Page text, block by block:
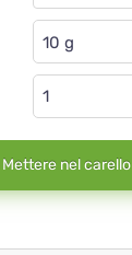
Globuli
Mettere nel carello